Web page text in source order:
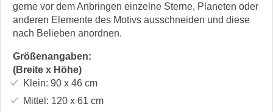
gerne vor dem Anbringen einzelne Sterne, Planeten oder
anderen Elemente des Motivs ausschneiden und diese
nach Belieben anordnen.
Größenangaben:
(Breite x Höhe)
Klein: 90 x 46cm
Mittel: 120 x 61 cm